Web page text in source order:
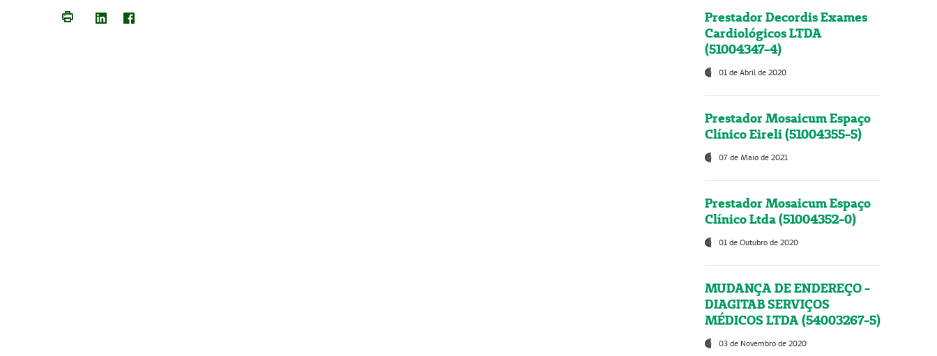
Prestador Decordis Exames
Cardiológicos LTDA
(51004347-4)
01 de Abril de 2020
Prestador Mosaicum Espaço
Clínico Eireli (51004355-5)
07 de Maio de 2021
Prestador Mosaicum Espaço
Clínico Ltda (51004352-0)
01 de Outubro de 2020
MUDANÇA DE ENDEREÇO -
DIAGITAB SERVIÇOS
MÉDICOS LTDA (54003267-5)
03 de Novembro de 2020